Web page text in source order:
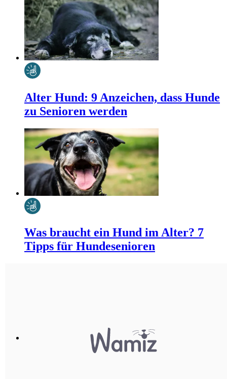
Alter Hund: 9 Anzeichen, dass Hunde
zu Senioren werden
Was braucht ein Hund im Alter? 7
Tipps für Hundesenioren